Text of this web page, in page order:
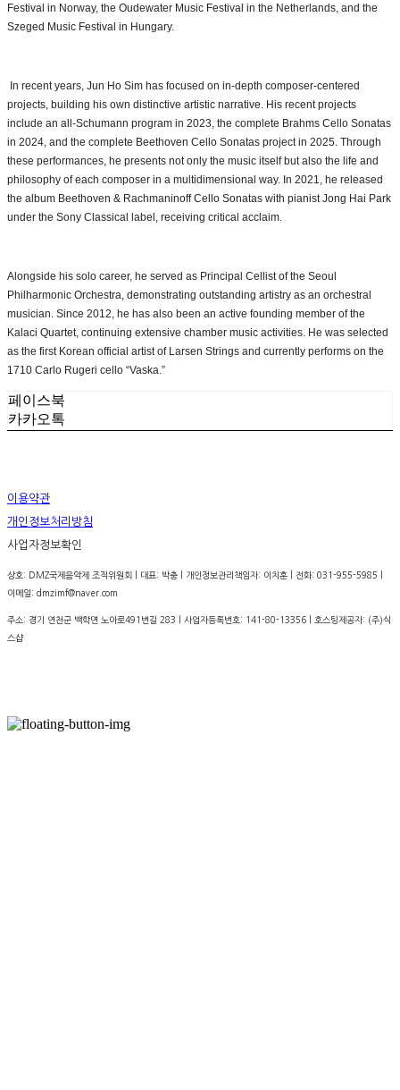
Festival in Norway, the Oudewater Music Festival in the Netherlands, and the
Szeged Music Festival in Hungary.
In recent years, Jun Ho Sim has focused on in-depth composer-centered
projects, building his own distinctive artistic narrative. His recent projects
include an all-Schumann program in 2023, the complete Brahms Cello Sonatas
in 2024, and the complete Beethoven Cello Sonatas project in 2025. Through
these performances, he presents not only the music itself but also the life and
philosophy of each composer in a multidimensional way. In 2021, he released
the album Beethoven & Rachmaninoff Cello Sonatas with pianist Jong Hai Park
under the Sony Classical label, receiving critical acclaim.
Alongside his solo career, he served as Principal Cellist of the Seoul
Philharmonic Orchestra, demonstrating outstanding artistry as an orchestral
musician. Since 2012, he has also been an active founding member of the
Kalaci Quartet, continuing extensive chamber music activities. He was selected
as the first Korean official artist of Larsen Strings and currently performs on the
1710 Carlo Rugeri cello “Vaska.”
페이스북
카카오톡
이용약관
개인정보처리방침
사업자정보확인
상호: DMZ국제음악제 조직위원회 | 대표: 박충 | 개인정보관리책임자: 이치훈 | 전화: 031-955-5985 |
이메일: dmzimf@naver.com
주소: 경기 연천군 백학면 노아로491번길 283 | 사업자등록번호: 141-80-13356 | 호스팅제공자: (주)식
스샵